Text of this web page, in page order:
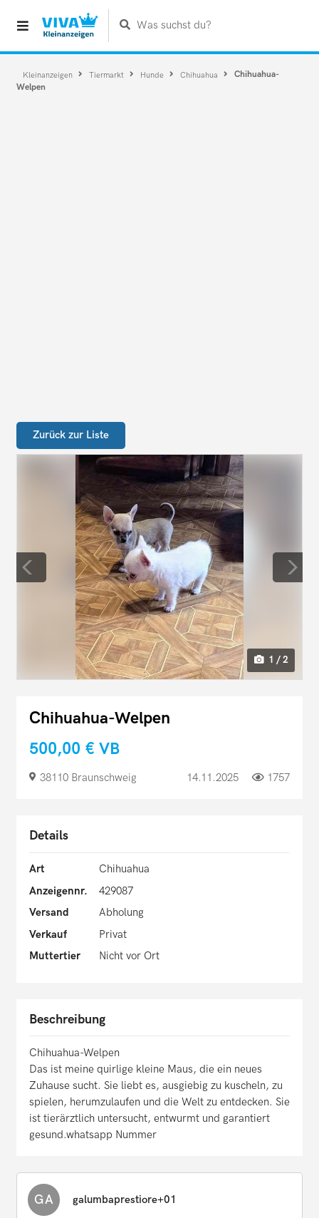
Was suchst du?
Kleinanzeigen Tiermarkt Hunde Chihuahua
Chihuahua-
Welpen
Zurück zur Liste
1 / 2
Chihuahua-Welpen
500,00 € VB
38110 Braunschweig 14.11.2025 1757
Details
Art
Chihuahua
Anzeigennr.
429087
Versand
Abholung
Verkauf
Privat
Muttertier
Nicht vor Ort
Beschreibung
Chihuahua-Welpen
Das ist meine quirlige kleine Maus, die ein neues
Zuhause sucht. Sie liebt es, ausgiebig zu kuscheln, zu
spielen, herumzulaufen und die Welt zu entdecken. Sie
ist tierärztlich untersucht, entwurmt und garantiert
gesund.whatsapp Nummer
GA galumbaprestiore+01